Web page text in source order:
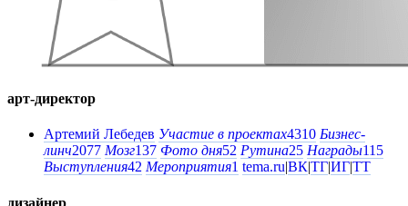
арт-директор
Артемий Лебедев Участие в проектах4310 Бизнес-
линч2077 Мозг137 Фото дня52 Рутина25 Награды115
Выступления42 Мероприятия1 tema.ru|ВК|ТГ|ИГ|ТТ
дизайнер